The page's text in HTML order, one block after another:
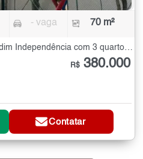
- vaga 70 m²
Apartamento à Venda no Jardim Independência com 3 quartos - 70 m²
R$ 380.000
Contatar